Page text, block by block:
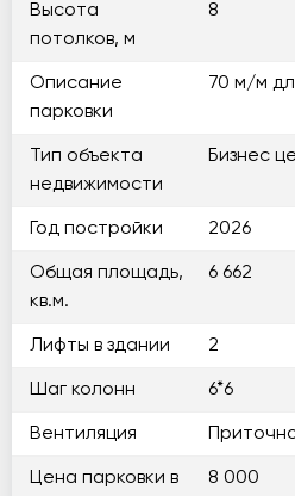
Высота
потолков, м
8
Описание
парковки
70 м/м
Тип объекта
недвижимости
Бизнес
Год постройки 2026
Общая площадь,
кв.м.
6 662
Лифты в здании 2
Шаг колонн 6*6
Вентиляция
Цена парковки в
8 000